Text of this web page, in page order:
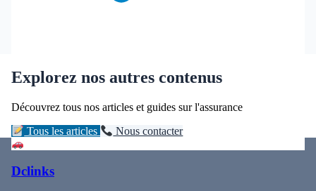
Explorez nos autres contenus
Découvrez tous nos articles et guides sur l'assurance
Tous les articles Nous contacter
Dclinks